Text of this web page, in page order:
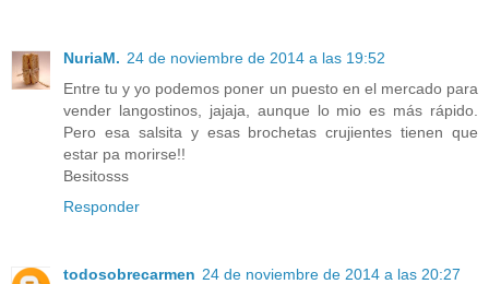
NuriaM. 24 de noviembre de 2014 a las 19:52
Entre tu y yo podemos poner un puesto en el mercado para
vender langostinos, jajaja, aunque lo mio es más rápido.
Pero esa salsita y esas brochetas crujientes tienen que
estar pa morirse!!
Besitosss
Responder
todosobrecarmen 24 de noviembre de 2014 a las 20:27